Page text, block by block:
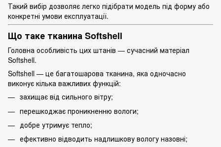
Такий вибір дозволяє легко підібрати модель під форму або
конкретні умови експлуатації.
Що таке тканина Softshell
Головна особливість цих штанів — сучасний матеріал
Softshell.
Softshell — це багатошарова тканина, яка одночасно
виконує кілька важливих функцій:
захищає від сильного вітру;
перешкоджає проникненню вологи;
добре утримує тепло;
ефективно відводить надлишкову вологу назовні;